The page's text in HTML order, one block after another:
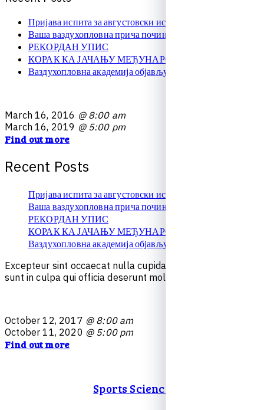
Пријава испита за августовски испитни рок
Ваша ваздухопловна прича почиње овде!
РЕКОРДАН УПИС
КОРАК КА ЈАЧАЊУ МЕЂУНАРОДНЕ САРАДЊЕ
Ваздухопловна академија објављује упис на � …
March 16, 2016 @ 8:00 am
March 16, 2019 @ 5:00 pm
Find out more
Recent Posts
Пријава испита за августовски испитни рок
Ваша ваздухопловна прича почиње овде!
РЕКОРДАН УПИС
КОРАК КА ЈАЧАЊУ МЕЂУНАРОДНЕ САРАДЊЕ
Ваздухопловна академија објављује упис на � …
Excepteur sint occaecat nulla cupida
sunt in culpa qui officia deserunt mol
Octo ber 1 2, 2017 @ 8:00 am
Octo ber 11, 2020 @ 5:00 pm
Find out more
Sports Science